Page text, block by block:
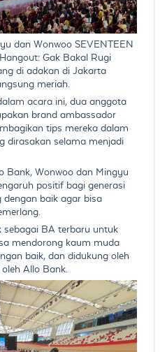
dan Wonwoo SEVENTEEN
Gak Bakal Rugi
di adakan di Jakarta
meriah.
acara ini, dua anggota
brand ambassador
tips mereka dalam
dirasakan selama menjadi
Bank, Wonwoo dan Mingyu
positif bagi generasi
baik agar bisa
sebagai BA terbaru untuk
mendorong kaum muda
baik, dan didukung oleh
Allo Bank.